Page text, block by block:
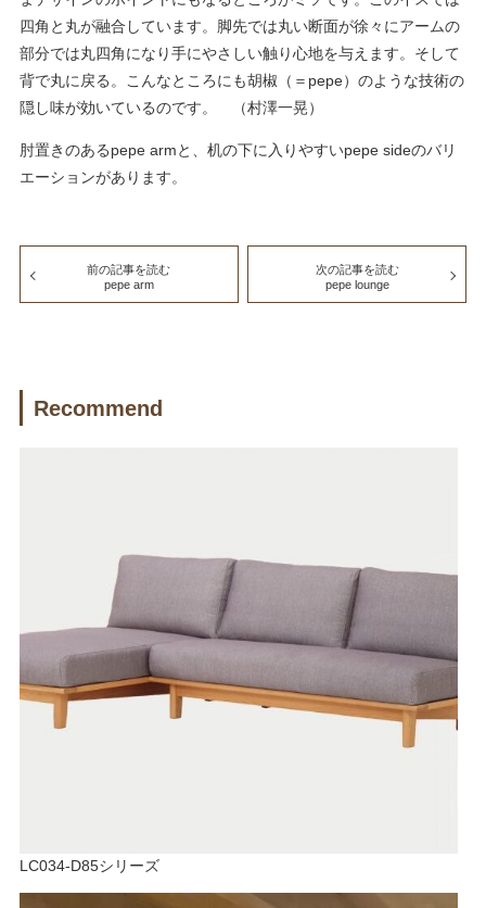
四角と丸が融合しています。脚先では丸い断面が徐々にアームの
部分では丸四角になり手にやさしい触り心地を与えます。そして
背で丸に戻る。こんなところにも胡椒（＝pepe）のような技術の
隠し味が効いているのです。 （村澤一晃）
肘置きのあるpepe armと、机の下に入りやすいpepe sideのバリ
エーションがあります。
前の記事を読む
pepe arm
次の記事を読む
pepe lounge
Recommend
LC034-D85シリーズ